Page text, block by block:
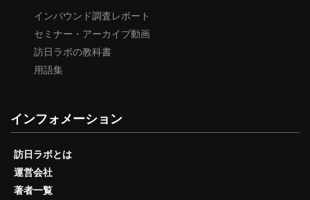
インバウンド調査レポート
セミナー・アーカイブ動画
訪日ラボの教科書
用語集
インフォメーション
訪日ラボとは
運営会社
著者一覧